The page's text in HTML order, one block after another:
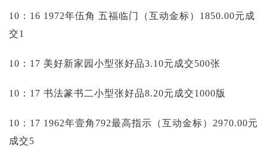
10：16 1972年伍角 五福临门（互动金标）1850.00元成
交1
10：17 美好新家园小型张好品3.10元成交500张
10：17 书法篆书二小型张好品8.20元成交1000版
10：17 1962年壹角792最高指示（互动金标）2970.00元
成交5